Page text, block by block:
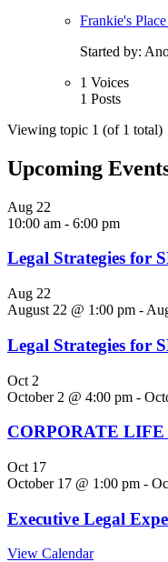
Frankie's
Started by:
1 Voices
1 Posts
Viewing topic 1 (of 1 total)
Upcoming
Aug 22
10:00 am - 6:00 pm
Legal Strategies for
Aug 22
August 22 @ 1:00 pm -
Legal Strategies for
Oct 2
October 2 @ 4:00 pm -
CORPORATE
Oct 17
October 17 @ 1:00 pm -
Executive Legal
View Calendar